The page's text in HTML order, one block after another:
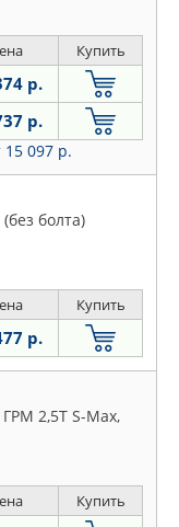
Купить
р.
р.
15 097 р.
болта)
Купить
р.
2,5T S-Max,
Купить